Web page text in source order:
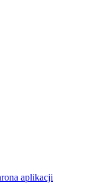
aplikacji